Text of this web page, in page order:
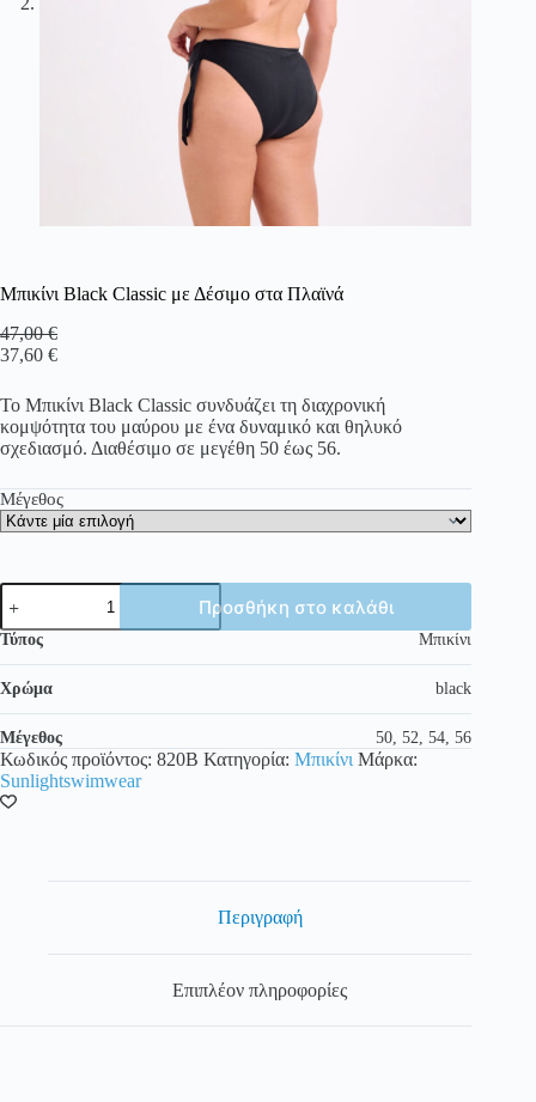
Μπικίνι Black Classic με Δέσιμο στα Πλαϊνά
47,00€
37,60 €
Το Μπικίνι Black Classic συνδυάζει τη διαχρονική
κομψότητα του μαύρου με ένα δυναμικό και θηλυκό
σχεδιασμό. Διαθέσιμο σε μεγέθη 50 έως 56.
Μέγεθος
Μπικίνι
Black
Classic
στα
Πλαϊνά
ποσότητα
Προσθήκη στο καλάθι
Τύπος Μπικίνι
Χρώμα black
Μέγεθος 50, 52, 54, 56
Κωδικός προϊόντος: 820B Κατηγορία: Μπικίνι Μάρκα:
Sunlightswimwear
Περιγραφή
Επιπλέον πληροφορίες